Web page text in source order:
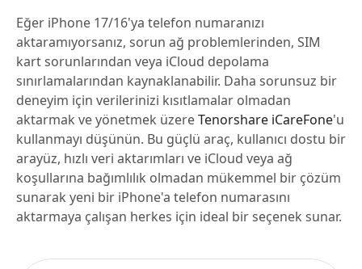
Eğer iPhone 17/16'ya telefon numaranızı
aktaramıyorsanız, sorun ağ problemlerinden, SIM
kart sorunlarından veya iCloud depolama
sınırlamalarından kaynaklanabilir. Daha sorunsuz bir
deneyim için verilerinizi kısıtlamalar olmadan
aktarmak ve yönetmek üzereTenorshare iCareFone'u
kullanmayı düşünün. Bu güçlü araç, kullanıcı dostu bir
arayüz, hızlı veri aktarımları ve iCloud veya ağ
koşullarına bağımlılık olmadan mükemmel bir çözüm
sunarak yeni bir iPhone'a telefon numarasını
aktarmaya çalışan herkes için ideal bir seçenek sunar.